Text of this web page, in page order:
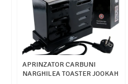
APRINZATOR CARBUNI
NARGHILEA TOASTER JOOKAH